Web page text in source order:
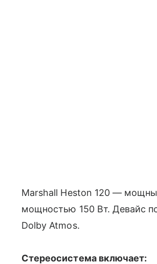
Marshall Heston 120 —
мощностью 150 Вт. Девайс
Dolby Atmos.
Стереосистема включает: